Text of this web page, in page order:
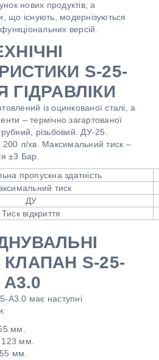
нових продуктів, а
що існують, модернізуються
версій.
S-25-
ГІДРАВЛІКИ
із оцинкованої сталі, а
– термічно загартованої
різьбовий. ДУ-25.
200 л/хв. Максимальний тиск –
±3 Бар.
пропускна здатність
тиск
ДУ
Тиск відкриття
S-25-
A3.0
A3.0 має наступні
мм.
мм.
мм.